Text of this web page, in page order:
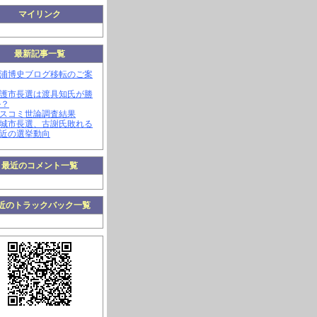
マイリンク
最新記事一覧
博史ブログ移転のご案
市長選は渡具知氏が勝
コミ世論調査結果
市長選、古謝氏敗れる
の選挙動向
最近のコメント一覧
のトラックバック一覧